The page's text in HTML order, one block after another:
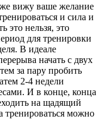
вижу ваше желание
и сила и
это нельзя, это
для тренировки
В идеале
начать с двух
за пару пробить
2-4 недели
И в конце, конца
на щадящий
тренироваться можно